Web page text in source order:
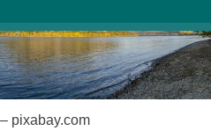
pixabay.com